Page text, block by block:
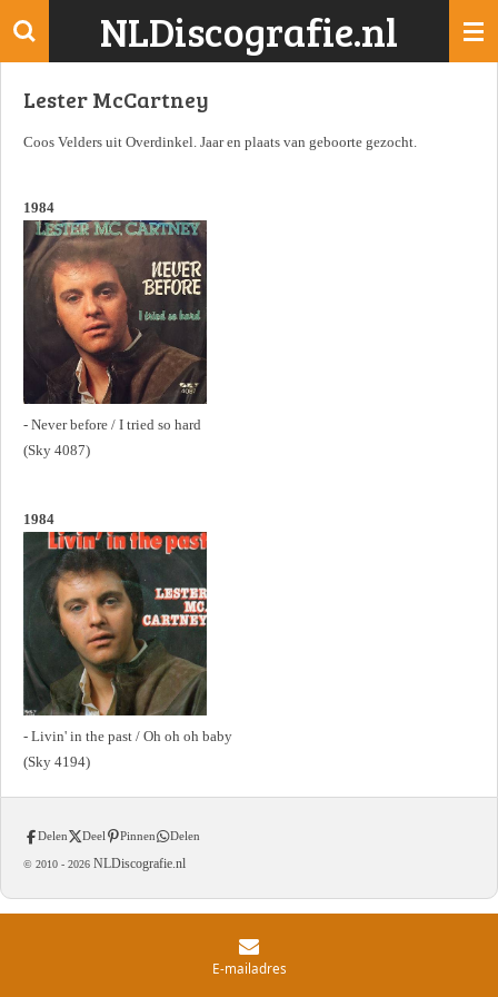
Ga
de
NLDiscografie.nl
Lester McCartney
Coos Velders uit Overdinkel. Jaar en plaats van geboorte gezocht.
1984
- Never before / I tried so hard
(Sky 4087)
1984
- Livin' in the past / Oh oh oh baby
(Sky 4194)
Delen Deel Pinnen Delen
© 2010 - 2026 NLDiscografie.nl
E-mailadres